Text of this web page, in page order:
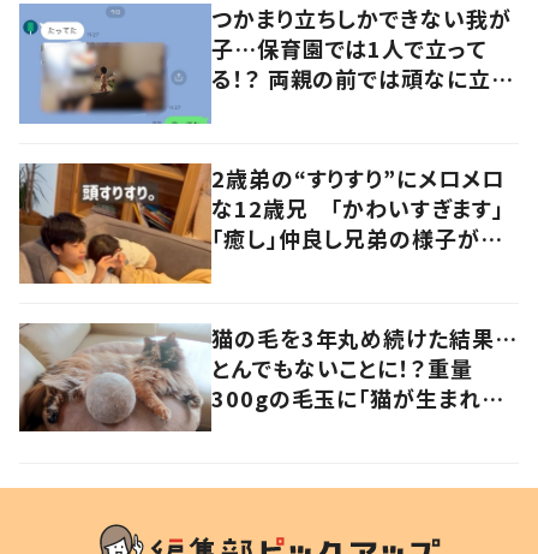
つかまり立ちしかできない我が
子…保育園では1人で立って
る！？ 両親の前では頑なに立た
2歳弟の“すりすり”にメロメロ
な12歳兄 「かわいすぎます」
「癒し」仲良し兄弟の様子が
猫の毛を3年丸め続けた結果…
とんでもないことに！？重量
300gの毛玉に「猫が生まれそ